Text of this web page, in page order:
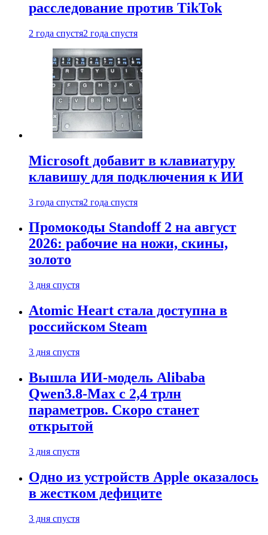
расследование против TikTok
2 года спустя2 года спустя
Microsoft добавит в клавиатуру
клавишу для подключения к ИИ
3 года спустя2 года спустя
Промокоды Standoff 2 на август
2026: рабочие на ножи, скины,
золото
3 дня спустя
Atomic Heart стала доступна в
российском Steam
3 дня спустя
Вышла ИИ-модель Alibaba
Qwen3.8-Max с 2,4 трлн
параметров. Скоро станет
открытой
3 дня спустя
Одно из устройств Apple оказалось
в жестком дефиците
3 дня спустя